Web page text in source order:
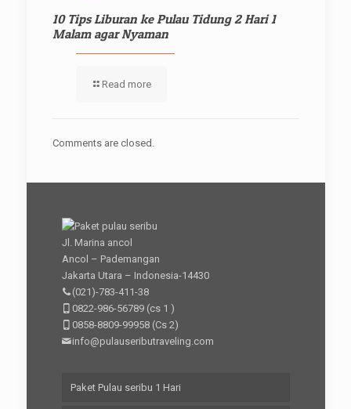
10 Tips Liburan ke Pulau Tidung 2 Hari 1
Malam agar Nyaman
Read more
Comments are closed.
Jl. Marina ancol
Ancol – Pademangan
Jakarta Utara – Indonesia-14430
(021)-783-411-38
0822-986-56789(cs 1 )
0858-8809-99958(Cs 2)
info@pulauseributraveling.com
Paket Pulau seribu 1 Hari